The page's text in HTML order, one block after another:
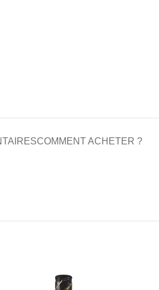
COMMENT ACHETER ?